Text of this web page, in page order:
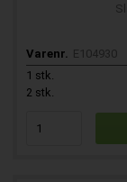
Varenr. E104930
1 stk.
2 stk.